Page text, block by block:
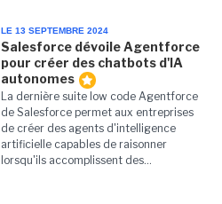
LE 13 SEPTEMBRE 2024
Salesforce dévoile Agentforce
pour créer des chatbots d'IA
autonomes
La dernière suite low code Agentforce
de Salesforce permet aux entreprises
de créer des agents d'intelligence
artificielle capables de raisonner
lorsqu'ils accomplissent des...